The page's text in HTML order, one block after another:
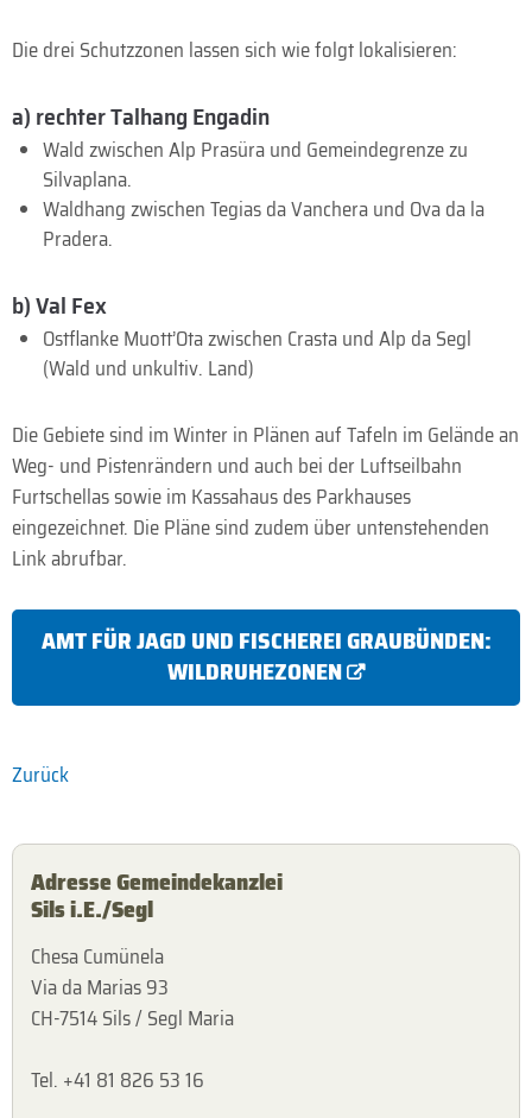
Die drei Schutzzonen lassen sich wie folgt lokalisieren:
a) rechter Talhang Engadin
Wald zwischen Alp Prasüra und Gemeindegrenze zu
Silvaplana.
Waldhang zwischen Tegias da Vanchera und Ova da la
Pradera.
b) Val Fex
Ostflanke Muott’Ota zwischen Crasta und Alp da Segl
(Wald und unkultiv. Land)
Die Gebiete sind im Winter in Plänen auf Tafeln im Gelände an
Weg- und Pistenrändern und auch bei der Luftseilbahn
Furtschellas sowie im Kassahaus des Parkhauses
eingezeichnet. Die Pläne sind zudem über untenstehenden
Link abrufbar.
AMT FÜR JAGD UND FISCHEREI GRAUBÜNDEN:
WILDRUHEZONEN
Zurück
Adresse Gemeindekanzlei
Sils i.E./Segl
Chesa Cumünela
Via da Marias 93
CH-7514 Sils / Segl Maria
Tel. +41 81 826 53 16